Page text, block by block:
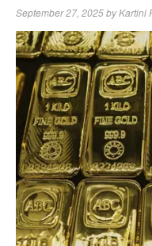
September 27, 2025byKartini